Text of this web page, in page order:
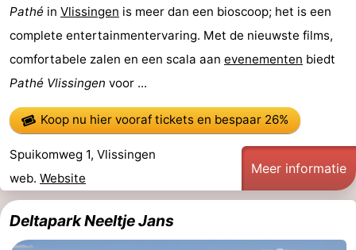
Pathé in Vlissingen is meer dan een bioscoop; het is een
complete entertainmentervaring. Met de nieuwste films,
comfortabele zalen en een scala aan evenementen biedt
Pathé Vlissingen voor ...
Koop nu hier vooraf ticketsen bespaar 26%
Spuikomweg 1, Vlissingen
web. Website
Meer informatie
Deltapark Neeltje Jans